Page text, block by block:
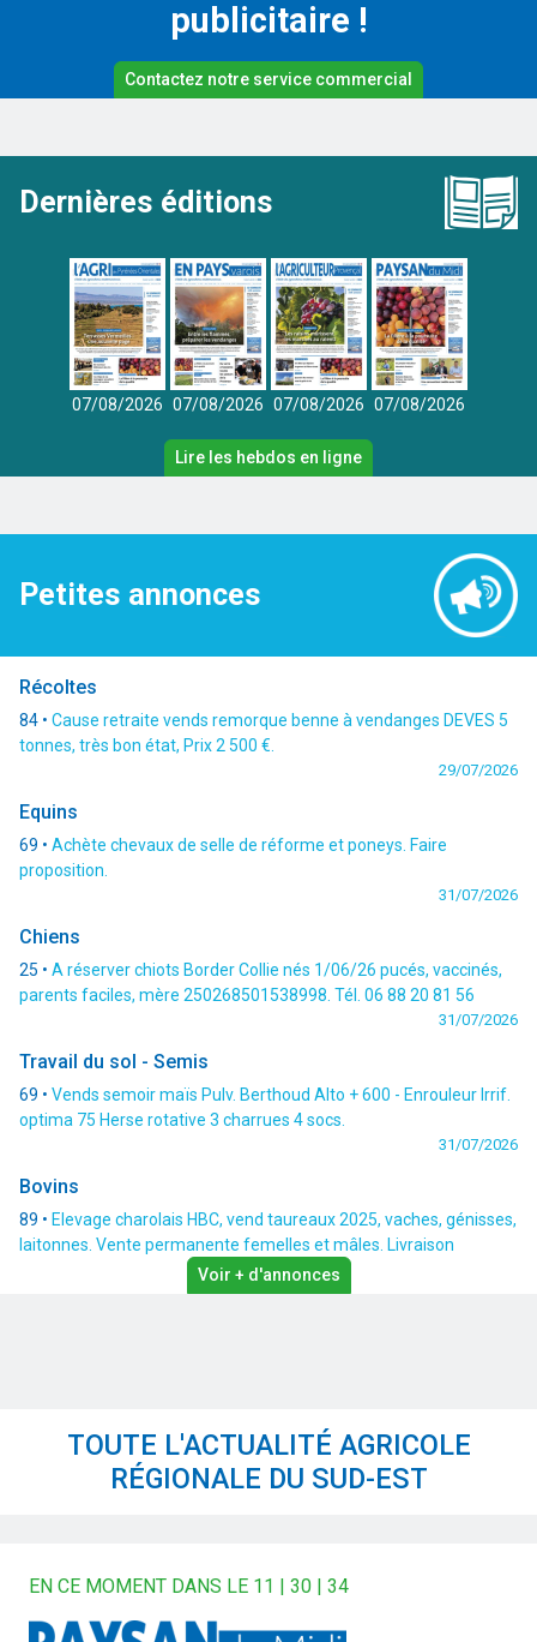
publicitaire !
Contactez notre service commercial
Dernières éditions
07/08/2026 07/08/2026 07/08/2026 07/08/2026
Lire les hebdos en ligne
Petites annonces
Récoltes
84 • Cause retraite vends remorque benne à vendanges DEVES 5
tonnes, très bon état, Prix 2 500 €.
29/07/2026
Equins
69 • Achète chevaux de selle de réforme et poneys. Faire
proposition.
31/07/2026
Chiens
25 • A réserver chiots Border Collie nés 1/06/26 pucés, vaccinés,
parents faciles, mère 250268501538998. Tél. 06 88 20 81 56
31/07/2026
Travail du sol - Semis
69 • Vends semoir maïs Pulv. Berthoud Alto + 600 - Enrouleur Irrif.
optima 75 Herse rotative 3 charrues 4 socs.
31/07/2026
Bovins
89 • Elevage charolais HBC, vend taureaux 2025, vaches, génisses,
laitonnes. Vente permanente femelles et mâles. Livraison
possible. Gaec Cadoux Père et 89420 St André en Terre Plaine.
Voir + d'annonces
TOUTE L'ACTUALITÉ AGRICOLE
RÉGIONALE DU SUD-EST
EN CE MOMENT DANS LE 11 | 30 | 34